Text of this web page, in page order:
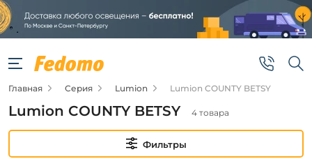
Фильтры
Цена
от
Главная Серия Lumion Lumion COUNTY BETSY
Lumion COUNTY BETSY 4 товара
Фильтры